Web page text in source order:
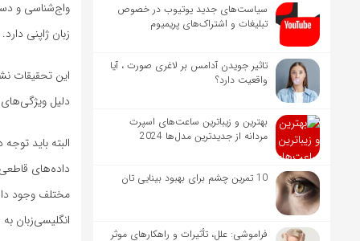
سیاست‌های جدید یوتیوب در خصوص
تبلیغات و اشتراک‌های پریمیوم
تاثیر جویدن آدامس بر لاغری صورت ، آیا
واقعیت دارد؟
بهترین و زیباترین ساعت‌های اسپرت
مردانه از جدیدترین مدل‌ها 2024
10 تمرین چشم برای بهبود بینایی تان
فراموشی: علل، تأثیرات و راهکارهای موثر
زبان ژاپنی دارد.
این تحقیقات
دلیل
البته باید
داده‌های
انگلیسی‌زبان